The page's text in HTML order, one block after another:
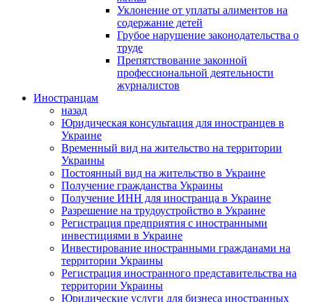
Уклонение от уплаты алиментов на
содержание детей
Грубое нарушение законодательства о
труде
Препятствование законной
профессиональной деятельности
журналистов
Иностранцам
назад
Юридическая консультация для иностранцев в
Украине
Временный вид на жительство на территории
Украины
Постоянный вид на жительство в Украине
Получение гражданства Украины
Получение ИНН для иностранца в Украине
Разрешение на трудоустройство в Украине
Регистрация предприятия с иностранными
инвестициями в Украине
Инвестирование иностранными гражданами на
территории Украины
Регистрация иностранного представительства на
территории Украины
Юридические услуги для бизнеса иностранных